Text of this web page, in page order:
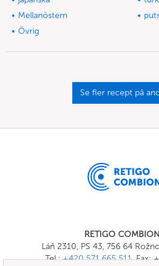
Mellanöstern
Övrig
Se fler recept på
RETIGO
Láň 2310, PS 43, 756 64
Tel.:+420 571 665 511, Fax: